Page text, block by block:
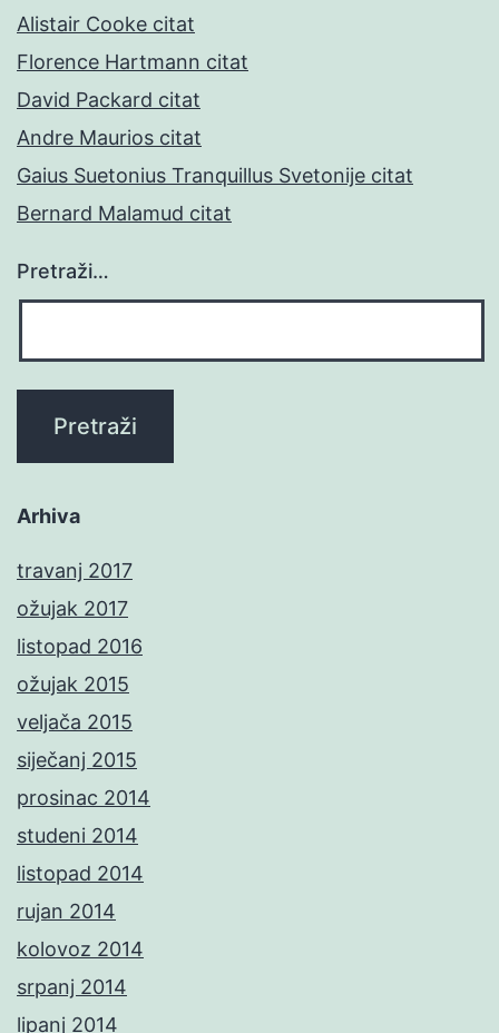
Alistair Cooke citat
Florence Hartmann citat
David Packard citat
Andre Maurios citat
Gaius Suetonius Tranquillus Svetonije citat
Bernard Malamud citat
Pretraži…
Arhiva
travanj 2017
ožujak 2017
listopad 2016
ožujak 2015
veljača 2015
siječanj 2015
prosinac 2014
studeni 2014
listopad 2014
rujan 2014
kolovoz 2014
srpanj 2014
lipanj 2014